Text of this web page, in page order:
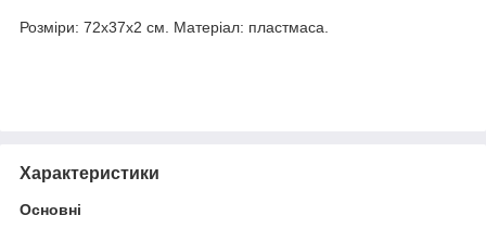
Розміри: 72х37х2 см. Матеріал: пластмаса.
Характеристики
Основні